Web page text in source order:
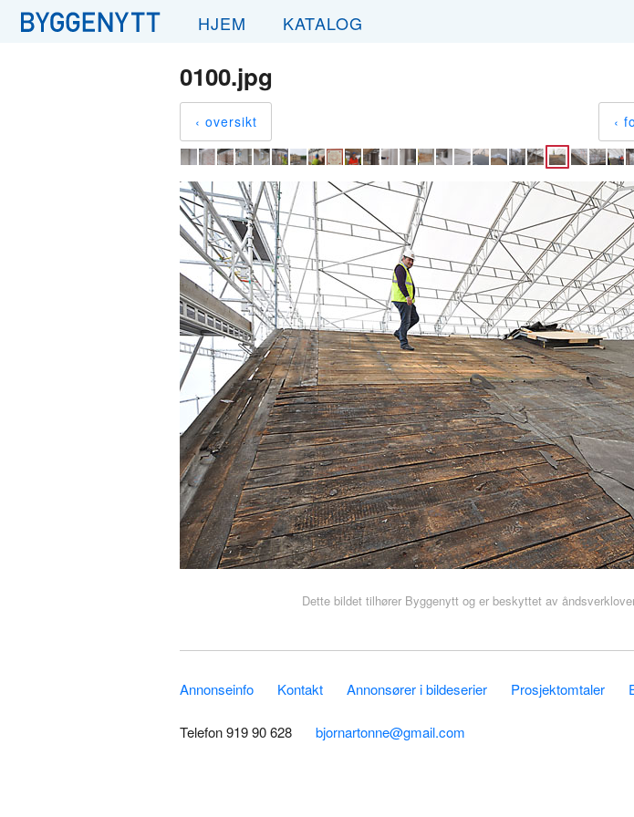
HJEM KATALOG
0100.jpg
‹ oversikt ‹
Dette bildet tilhører Byggenytt og er beskyttet av
Annonseinfo Kontakt Annonsører i bildeserier Prosjektomtaler
Telefon 919 90 628 bjornartonne@gmail.com